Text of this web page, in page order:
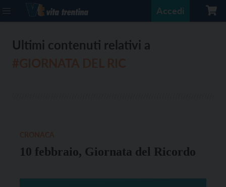
Accedi
Ultimi contenuti relativi a
10 febbraio, Giornata del Ricordo